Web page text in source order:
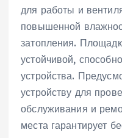
для работы и
повышенной
затопления.
устойчивой‚
устройства.
устройству для
обслуживания и
места гарантирует